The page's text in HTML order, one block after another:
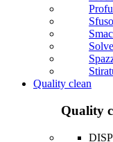
Quality clean
Quality